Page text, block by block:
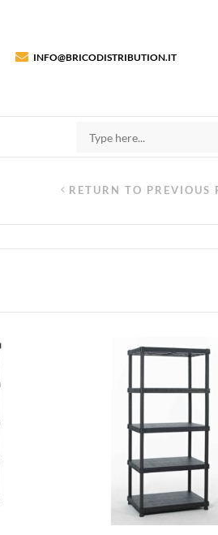
INFO@BRICODISTRIBUTION.IT
RETURN TO PREVIOUS